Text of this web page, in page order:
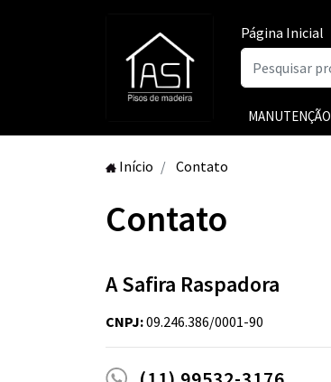
Página Inicial
MANUTENÇÃO
Início Contato
Contato
A Safira Raspadora
CNPJ:09.246.386/0001-90